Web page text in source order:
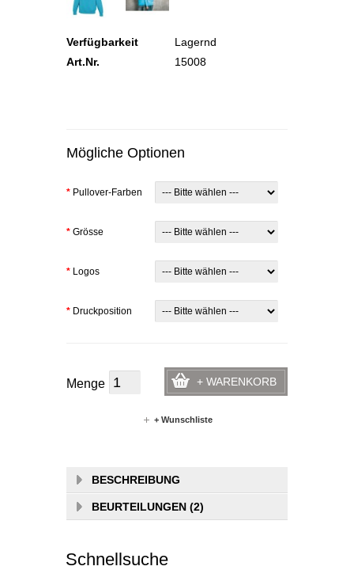
Verfügbarkeit
Lagernd
Art.Nr.
15008
Mögliche Optionen
* Pullover-Farben
* Grösse
* Logos
* Druckposition
Menge + WARENKORB
+ Wunschliste
BESCHREIBUNG
BEURTEILUNGEN (2)
Schnellsuche